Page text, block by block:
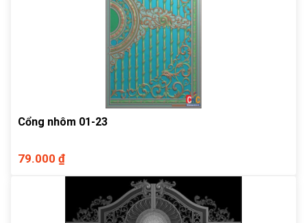
Cổng nhôm 01-23
79.000 ₫